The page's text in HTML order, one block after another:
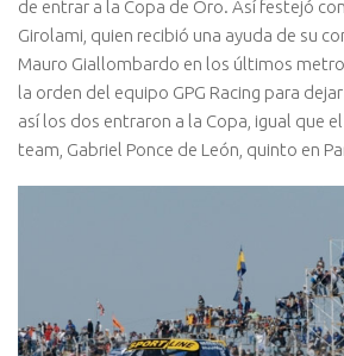
de entrar a la Copa de Oro. Así festejó
Girolami, quien recibió una ayuda de su
Mauro Giallombardo en los últimos
la orden del equipo GPG Racing para
así los dos entraron a la Copa, igual que
team, Gabriel Ponce de León, quinto en